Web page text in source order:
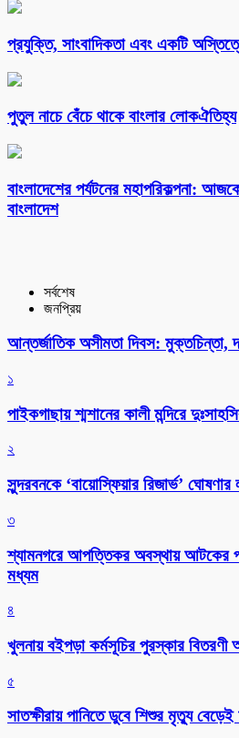
প্রযুক্তি, সাংবাদিকতা এবং একটি
পুতুল নাচে বেঁচে থাকে বাংলার লোকঐতিহ্য
বাংলাদেশের পর্যটনের মহাপরিকল্পনা:
বাংলাদেশ
সর্বশেষ
জনপ্রিয়
আন্তর্জাতিক অসীমতা দিবস: মুক্তচিন্তা,
১
পাইকগাছায় শ্মশানের কালী মন্দিরে
২
সুন্দরবনকে ‘বায়োস্ফিয়ার রিজার্ভ’
৩
শ্যামনগরে আপত্তিকর অবস্থায় আটকের
মধ্যম
৪
খুলনায় বইপড়া কর্মসূচির পুরস্কার বিতরণী
৫
সাতক্ষীরায় পানিতে ডুবে শিশুর মৃত্যু